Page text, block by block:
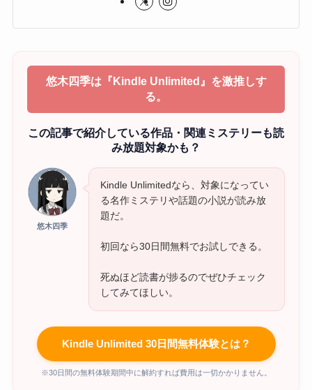
悠木四季は『Kindle Unlimited』を激推しす
る。
この記事で紹介している作品・関連ミステリーも読
み放題対象かも？
悠木四季
Kindle Unlimitedなら、対象になってい
る名作ミステリや話題の小説が読み放
題だ。
初回なら30日間無料でお試しできる。
死ぬほど読書が捗るのでぜひチェック
してみてほしい。
Kindle Unlimited 30日間無料体験とは？
※30日間の無料体験期間中に解約すれば費用は一切かかりません。